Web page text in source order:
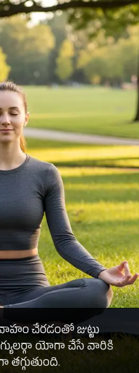
చేరడంతో జుట్టు
యోగా చేసే వారికి